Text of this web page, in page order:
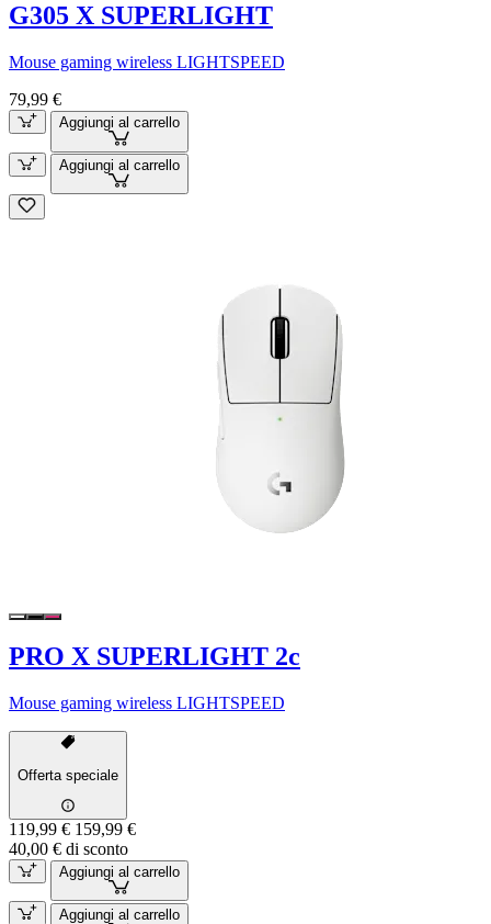
G305 X SUPERLIGHT
Mouse gaming wireless LIGHTSPEED
79,99 €
Aggiungi al carrello
Aggiungi al carrello
PRO X SUPERLIGHT 2c
Mouse gaming wireless LIGHTSPEED
Offerta speciale
119,99 € 159,99 €
40,00 € di sconto
Aggiungi al carrello
Aggiungi al carrello